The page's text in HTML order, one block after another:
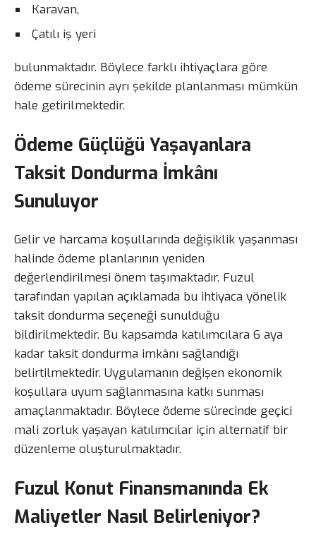
Karavan,
Çatılı iş yeri
bulunmaktadır. Böylece farklı ihtiyaçlara göre
ödeme sürecinin ayrı şekilde planlanması mümkün
hale getirilmektedir.
Ödeme Güçlüğü Yaşayanlara
Taksit Dondurma İmkânı
Sunuluyor
Gelir ve harcama koşullarında değişiklik yaşanması
halinde ödeme planlarının yeniden
değerlendirilmesi önem taşımaktadır. Fuzul
tarafından yapılan açıklamada bu ihtiyaca yönelik
taksit dondurma seçeneği sunulduğu
bildirilmektedir. Bu kapsamda katılımcılara 6 aya
kadar taksit dondurma imkânı sağlandığı
belirtilmektedir. Uygulamanın değişen ekonomik
koşullara uyum sağlanmasına katkı sunması
amaçlanmaktadır. Böylece ödeme sürecinde geçici
mali zorluk yaşayan katılımcılar için alternatif bir
düzenleme oluşturulmaktadır.
Fuzul Konut Finansmanında Ek
Maliyetler Nasıl Belirleniyor?